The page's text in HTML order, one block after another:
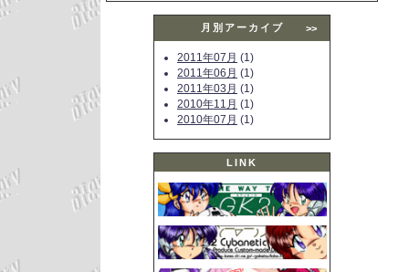
月別アーカイブ >>
2011年07月 (1)
2011年06月 (1)
2011年03月 (1)
2010年11月 (1)
2010年07月 (1)
LINK